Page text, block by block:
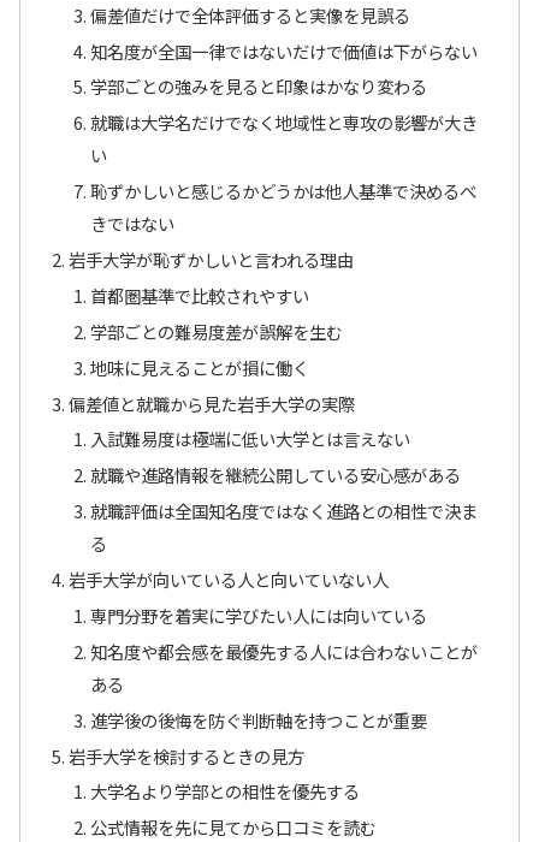
偏差値だけで全体評価すると実像を見誤る
知名度が全国一律ではないだけで価値は下がらない
学部ごとの強みを見ると印象はかなり変わる
就職は大学名だけでなく地域性と専攻の影響が大き
い
恥ずかしいと感じるかどうかは他人基準で決めるべ
きではない
岩手大学が恥ずかしいと言われる理由
首都圏基準で比較されやすい
学部ごとの難易度差が誤解を生む
地味に見えることが損に働く
偏差値と就職から見た岩手大学の実際
入試難易度は極端に低い大学とは言えない
就職や進路情報を継続公開している安心感がある
就職評価は全国知名度ではなく進路との相性で決ま
る
岩手大学が向いている人と向いていない人
専門分野を着実に学びたい人には向いている
知名度や都会感を最優先する人には合わないことが
ある
進学後の後悔を防ぐ判断軸を持つことが重要
岩手大学を検討するときの見方
大学名より学部との相性を優先する
公式情報を先に見てから口コミを読む